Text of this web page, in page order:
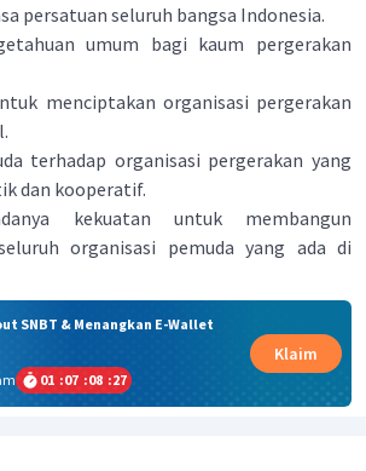
persatuan seluruh bangsa Indonesia.
umum bagi kaum pergerakan
menciptakan organisasi pergerakan
terhadap organisasi pergerakan yang
dan kooperatif.
kekuatan untuk membangun
organisasi pemuda yang ada di
SNBT & Menangkan E-Wallet
01 :07 :08 :27
Klaim